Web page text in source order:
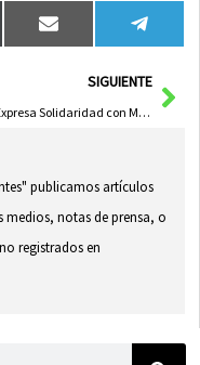
Compartir
en
Email
en
SIGUIENTE
CCOO Expresa Solidaridad con Mujeres Andaluzas Afectadas por Fallos en Cribado de Cáncer de Mama
publicamos artículos
notas de prensa, o
registrados en